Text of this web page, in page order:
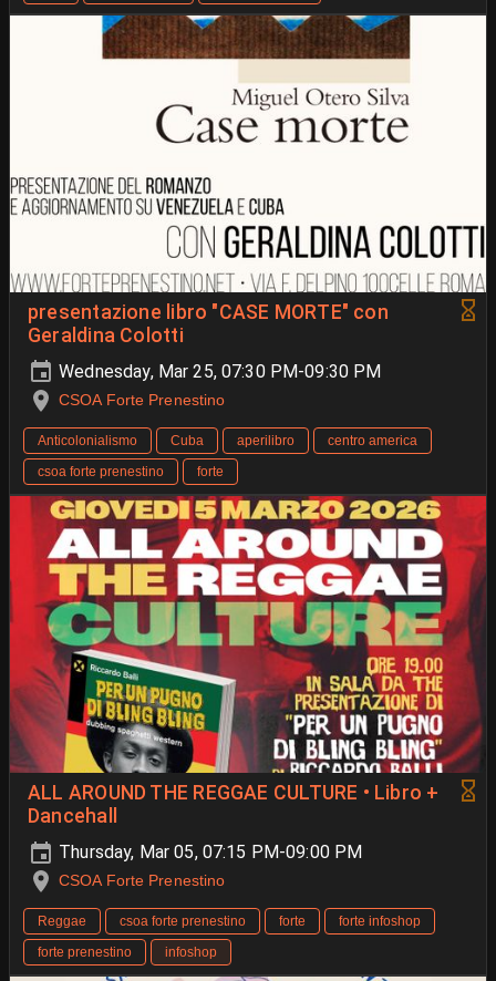
presentazione libro "CASE MORTE" con
Geraldina Colotti
Wednesday, Mar 25, 07:30 PM-09:30 PM
CSOA Forte Prenestino
Anticolonialismo Cuba aperilibro
centro america
csoa forte prenestino
forte
ALL AROUND THE REGGAE CULTURE • Libro +
Dancehall
Thursday, Mar 05, 07:15 PM-09:00 PM
CSOA Forte Prenestino
Reggae csoa forte prenestino forte
forte infoshop
forte prenestino
infoshop